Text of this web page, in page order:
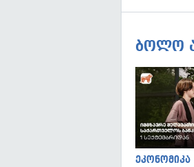
ბოლო
ეკონომიკა